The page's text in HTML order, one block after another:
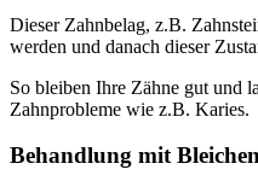
Dieser Zahnbelag, z.B.
werden und danach dieser
So bleiben Ihre Zähne gut und
Zahnprobleme wie z.B. Karies.
Behandlung mit